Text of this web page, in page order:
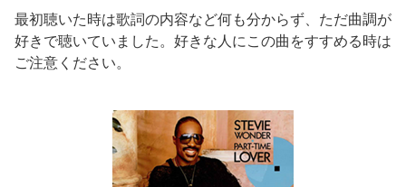
最初聴いた時は歌詞の内容など何も分からず、ただ曲調が
好きで聴いていました。好きな人にこの曲をすすめる時は
ご注意ください。